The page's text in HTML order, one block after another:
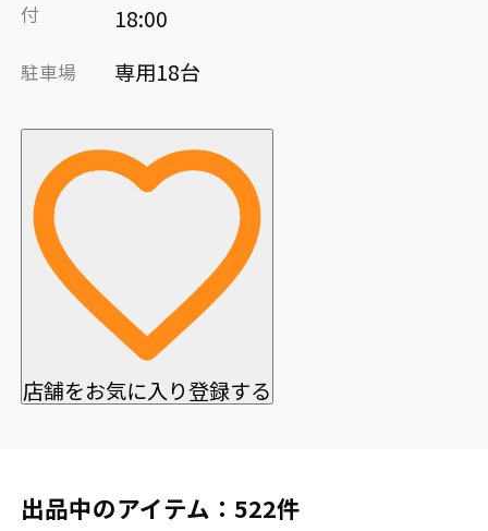
付
18:00
駐車場 専用18台
店舗をお気に入り登録する
出品中のアイテム：522件